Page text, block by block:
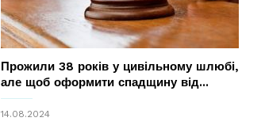
Прожили 38 років у цивільному шлюбі,
але щоб оформити спадщину від...
14.08.2024